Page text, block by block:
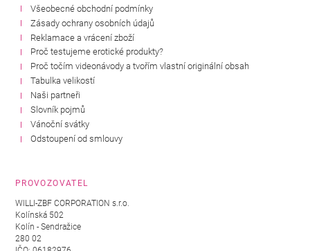
Všeobecné obchodní podmínky
Zásady ochrany osobních údajů
Reklamace a vrácení zboží
Proč testujeme erotické produkty?
Proč točím videonávody a tvořím vlastní originální obsah
Tabulka velikostí
Naši partneři
Slovník pojmů
Vánoční svátky
Odstoupení od smlouvy
PROVOZOVATEL
WILLI-ZBF CORPORATION s.r.o.
Kolínská 502
Kolín - Sendražice
280 02